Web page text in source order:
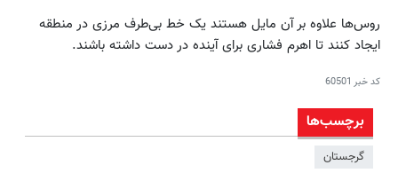
روس‌ها علاوه بر آن مایل هستند یک خط بی‌طرف مرزی در منطقه
ایجاد کنند تا اهرم فشاری برای آینده در دست داشته باشند.
کد خبر 60501
برچسب‌ها
گرجستان